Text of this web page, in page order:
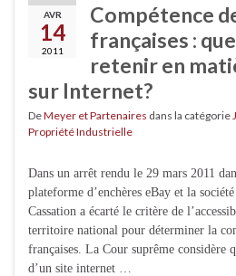
AVR
14
2011
Compétence
françaises :
retenir en
sur Internet?
DeMeyer et Partenaires dans la catégorie
Propriété Industrielle
Dans un arrêt rendu le 29 mars 2011
plateforme d’enchères eBay et la
Cassation a écarté le critère de
territoire national pour déterminer la
françaises. La Cour suprême considère
d’un site internet …